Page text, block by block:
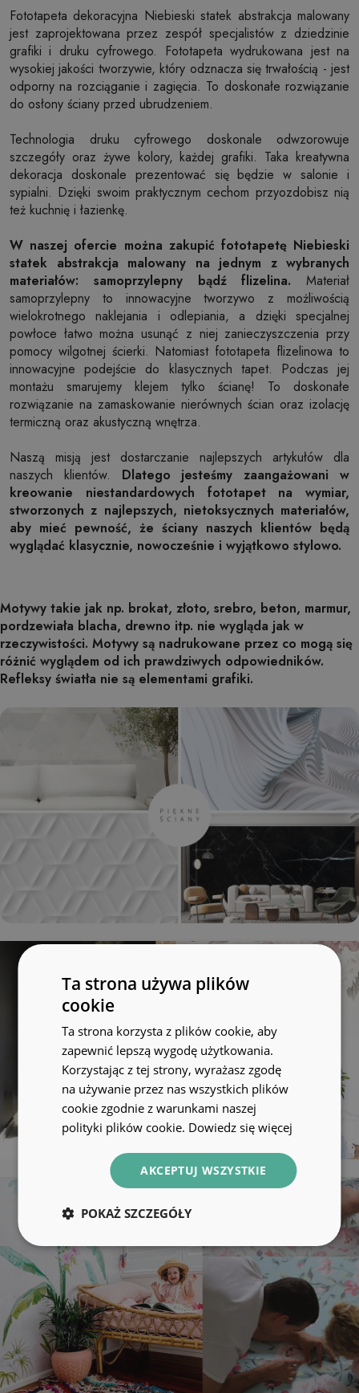
Fototapeta dekoracyjna Niebieski statek abstrakcja malowany
jest zaprojektowana przez zespół specjalistów z dziedzinie
grafiki i druku cyfrowego. Fototapeta wydrukowana jest na
wysokiej jakości tworzywie, który odznacza się trwałością - jest
odporny na rozciąganie i zagięcia. To doskonałe rozwiązanie
do osłony ściany przed ubrudzeniem.
Technologia druku cyfrowego doskonale odwzorowuje
szczegóły oraz żywe kolory, każdej grafiki. Taka kreatywna
dekoracja doskonale prezentować się będzie w salonie i
sypialni. Dzięki swoim praktycznym cechom przyozdobisz nią
też kuchnię i łazienkę.
W naszej ofercie można zakupić fototapetę Niebieski
statek abstrakcja malowany na jednym z wybranych
materiałów: samoprzylepny bądź flizelina. Materiał
samoprzylepny to innowacyjne tworzywo z możliwością
wielokrotnego naklejania i odlepiania, a dzięki specjalnej
powłoce łatwo można usunąć z niej zanieczyszczenia przy
pomocy wilgotnej ścierki. Natomiast fototapeta flizelinowa to
innowacyjne podejście do klasycznych tapet. Podczas jej
montażu smarujemy klejem tylko ścianę! To doskonałe
rozwiązanie na zamaskowanie nierównych ścian oraz izolację
termiczną oraz akustyczną wnętrza.
Naszą misją jest dostarczanie najlepszych artykułów dla
naszych klientów. Dlatego jesteśmy zaangażowani w
kreowanie niestandardowych fototapet na wymiar,
stworzonych z najlepszych, nietoksycznych materiałów,
aby mieć pewność, że ściany naszych klientów będą
wyglądać klasycznie, nowocześnie i wyjątkowo stylowo.
Motywy takie jak np. brokat, złoto, srebro, beton, marmur,
pordzewiała blacha, drewno itp. nie wygląda jak w
rzeczywistości. Motywy są nadrukowane przez co mogą się
różnić wyglądem od ich prawdziwych odpowiedników.
Refleksy światła nie są elementami grafiki.
Ta strona używa plików
cookie
Ta strona korzysta z plików cookie, aby
zapewnić lepszą wygodę użytkowania.
Korzystając z tej strony, wyrażasz zgodę
na używanie przez nas wszystkich plików
cookie zgodnie z warunkami naszej
polityki plików cookie. Dowiedz się więcej
AKCEPTUJ WSZYSTKIE
POKAŻ SZCZEGÓŁY